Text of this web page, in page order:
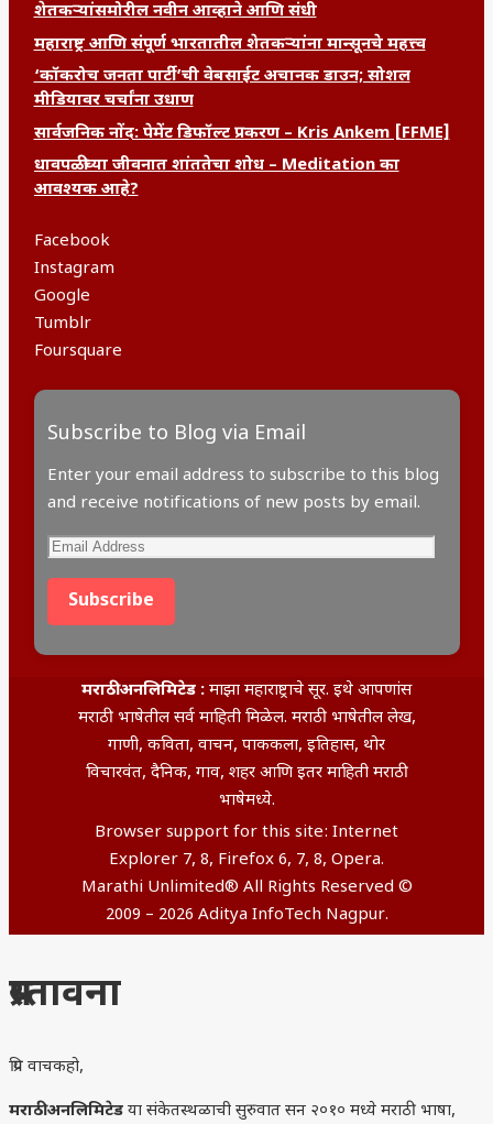
शेतकऱ्यांसमोरील नवीन आव्हाने आणि संधी
महाराष्ट्र आणि संपूर्ण भारतातील शेतकऱ्यांना मान्सूनचे महत्त्व
‘कॉकरोच जनता पार्टी’ची वेबसाईट अचानक डाउन; सोशल
मीडियावर चर्चांना उधाण
सार्वजनिक नोंद: पेमेंट डिफॉल्ट प्रकरण – Kris Ankem [FFME]
धावपळीच्या जीवनात शांततेचा शोध – Meditation का
आवश्यक आहे?
Facebook
Instagram
Google
Tumblr
Foursquare
Subscribe to Blog via Email
Enter your email address to subscribe to this blog
and receive notifications of new posts by email.
Email
Address
Subscribe
मराठी अनलिमिटेड : माझा महाराष्ट्राचे सूर. इथे आपणांस
मराठी भाषेतील सर्व माहिती मिळेल. मराठी भाषेतील लेख,
गाणी, कविता, वाचन, पाककला, इतिहास, थोर
विचारवंत, दैनिक, गाव, शहर आणि इतर माहिती मराठी
भाषेमध्ये.
Browser support for this site: Internet
Explorer 7, 8, Firefox 6, 7, 8, Opera.
Marathi Unlimited® All Rights Reserved ©
2009 – 2026 Aditya InfoTech Nagpur.
प्रस्तावना
प्रिय वाचकहो,
मराठी अनलिमिटेड या संकेतस्थळाची सुरुवात सन २०१० मध्ये मराठी भाषा,